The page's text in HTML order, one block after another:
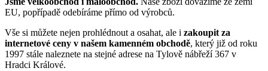
EU, popřípadě odebíráme přímo od výrobců.
Vše si můžete nejen prohlédnout a osahat, ale i zakoupit za
internetové ceny v našem kamenném obchodě, který již od roku
1997 stále naleznete na stejné adrese na Tylově nábřeží 367 v
Hradci Králové.